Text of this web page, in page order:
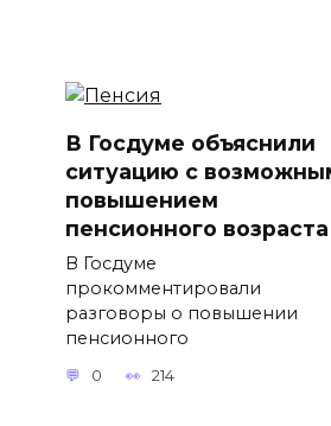
В Госдуме объяснили
ситуацию с
повышением
пенсионного возраста
В Госдуме
прокомментировали
разговоры о повышении
пенсионного
0 214